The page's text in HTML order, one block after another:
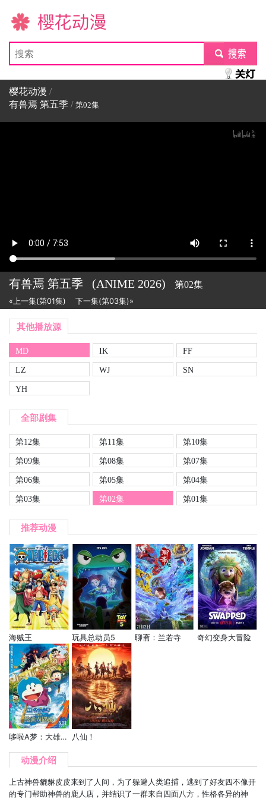
樱花动漫
submit
樱花动漫 /
有兽焉 第五季 / 第02集
有兽焉 第五季 (ANIME 2026) 第02集
«上一集(第01集) 下一集(第03集)»
其他播放源
MD IK
FF
LZ
WJ
SN
YH
全部剧集
第12集 第11集
第10集
第09集
第08集
第07集
第06集
第05集
第04集
第03集
第02集 第01集
推荐动漫
海贼王 玩具总动员5 聊斋：兰若寺 奇幻变身大冒险
哆啦A梦：大雄的绘画奇遇记 八仙！
动漫介绍
上古神兽貔貅皮皮来到了人间，为了躲避人类追捕，逃到了好友四不像开
的专门帮助神兽的鹿人店，并结识了一群来自四面八方，性格各异的神